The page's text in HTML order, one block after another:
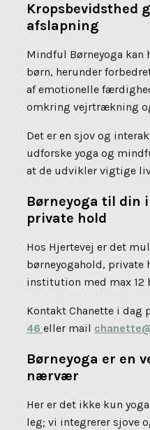
Kropsbevidsthed
afslapning
Mindful Børneyoga kan
børn, herunder
af emotionelle
omkring vejrtrækning
Det er en sjov og
udforske yoga og
at de udvikler vigtige
Børneyoga til din
private hold
Hos Hjertevej er det
børneyogahold, private
institution med max 12
Kontakt Chanette i dag
46 eller mail
Børneyoga er en
nærvær
Her er det ikke kun
leg; vi integrerer sjove